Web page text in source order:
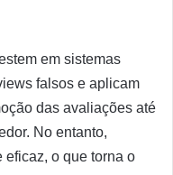
em sistemas
falsos e aplicam
das avaliações até
No entanto,
eficaz, o que torna o